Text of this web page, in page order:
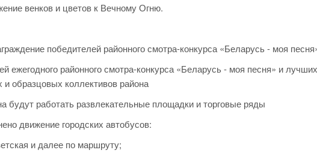
венков и цветов к Вечному Огню.
победителей районного смотра-конкурса «Беларусь - моя
ежегодного районного смотра-конкурса «Беларусь - моя песня» и лучших
образцовых коллективов района
будут работать развлекательные площадки и торговые ряды
движение городских автобусов:
и далее по маршруту;